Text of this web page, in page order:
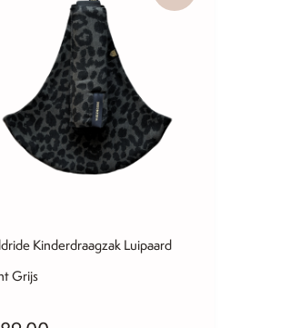
Kinderdraagzak Luipaard
Grijs